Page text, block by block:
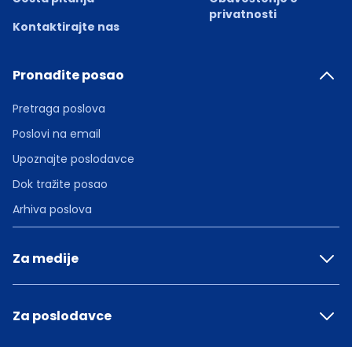
Kontaktirajte nas
privatnosti
Pronađite posao
Pretraga poslova
Poslovi na email
Upoznajte poslodavce
Dok tražite posao
Arhiva poslova
Za medije
Za poslodavce